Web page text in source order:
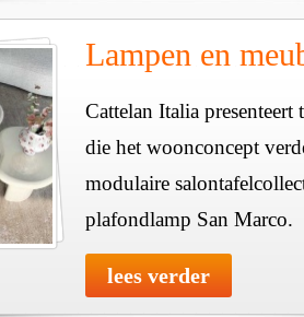
Lampen en
Cattelan Italia
die het woonconcept
modulaire
plafondlamp San Marco.
lees verder